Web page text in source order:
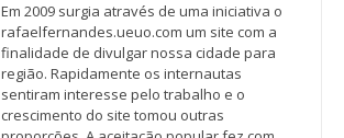
Em 2009 surgia através de uma iniciativa o
rafaelfernandes.ueuo.com um site com a
finalidade de divulgar nossa cidade para
região. Rapidamente os internautas
sentiram interesse pelo trabalho e o
crescimento do site tomou outras